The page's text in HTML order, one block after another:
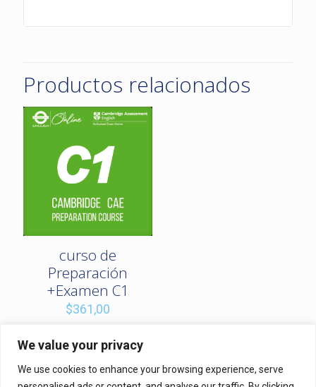
We value your privacy
We use cookies to enhance your browsing experience, serve
Productos relacionados
curso de
Preparación
+Examen C1
$361,00
© 2026 Betheme byMuffin group| All Rights Reserved |